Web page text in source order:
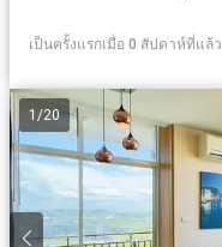
เป็นครั้งแรกเมื่อ 0 สัปดาห์ที่แล้ว
1 /20